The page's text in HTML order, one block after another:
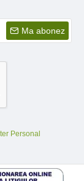
Ma abonez
Personal